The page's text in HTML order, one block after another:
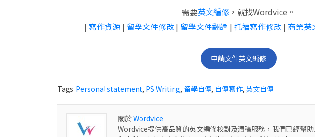
需要英文編修 ，就找Wordvice。
| 寫作資源| 留學文件修改| 留學文件翻譯| 托福寫作修改| 商業英
申請文件英文編修
Tags Personal statement, PS Writing, 留學自傳, 自傳寫作, 英文自傳
關於Wordvice
Wordvice提供高品質的英文編修校對及潤稿服務，我們已經幫